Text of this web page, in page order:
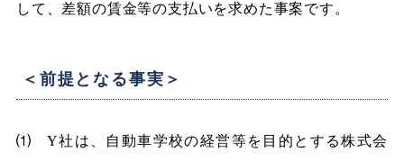
して、差額の賃金等の支払いを求めた事案です。
＜前提となる事実＞
⑴ Y社は、自動車学校の経営等を目的とする株式会